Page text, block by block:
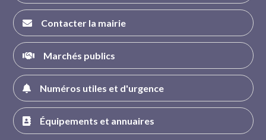
Contacter la mairie
Marchés publics
Numéros utiles et d'urgence
Équipements et annuaires